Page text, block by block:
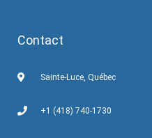
Contact
Sainte-Luce, Québec
+1 (418) 740-1730